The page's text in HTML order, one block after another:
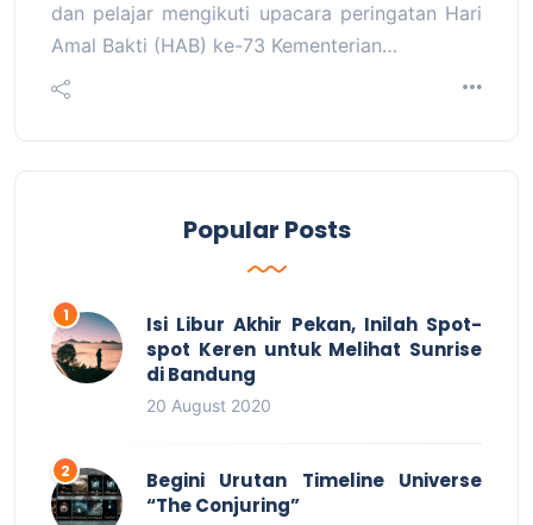
dan pelajar mengikuti upacara peringatan Hari
Amal Bakti (HAB) ke-73 Kementerian…
Popular Posts
Isi Libur Akhir Pekan, Inilah Spot-
spot Keren untuk Melihat Sunrise
di Bandung
20 August 2020
Begini Urutan Timeline Universe
“The Conjuring”